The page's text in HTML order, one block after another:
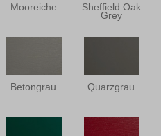
Mooreiche Sheffield Oak
Grey
Betongrau Quarzgrau